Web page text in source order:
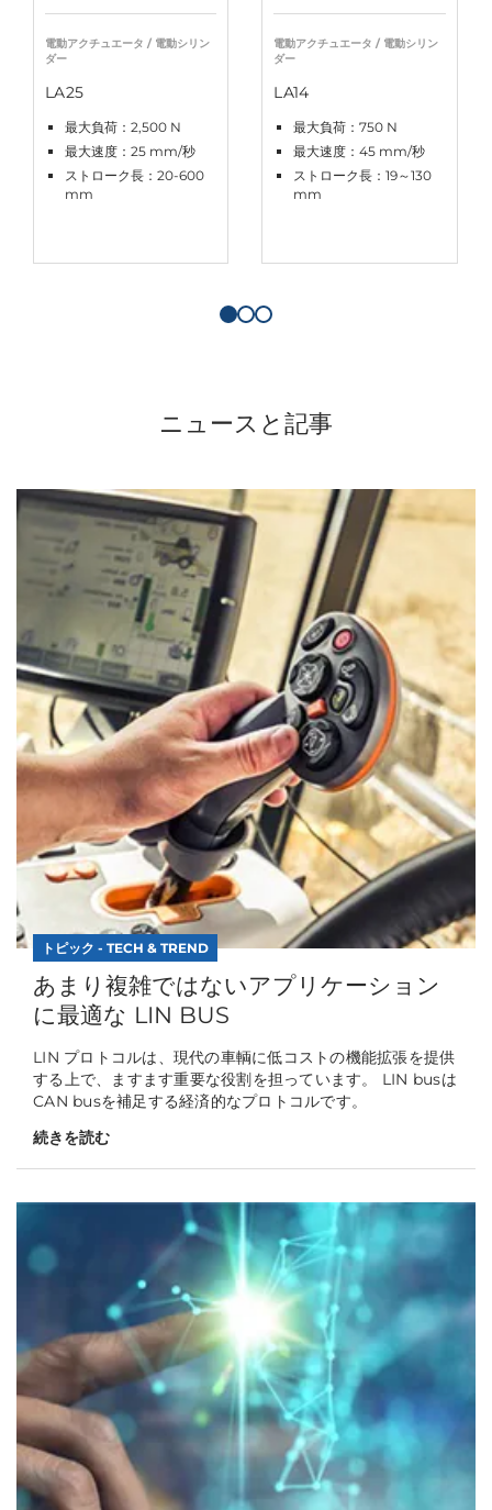
電動アクチュエータ / 電動シリン
ダー
LA25
最大負荷：2,500 N
最大速度：25 mm/秒
ストローク長：20-600
mm
電動アクチュエータ / 電動シリン
ダー
LA14
最大負荷：750 N
最大速度：45 mm/秒
ストローク長：19～130
mm
ニュースと記事
トピック - TECH & TREND
あまり複雑ではないアプリケーション
に最適な LIN BUS
LIN プロトコルは、現代の車輌に低コストの機能拡張を提供
する上で、ますます重要な役割を担っています。 LIN busは
CAN busを補足する経済的なプロトコルです。
続きを読む